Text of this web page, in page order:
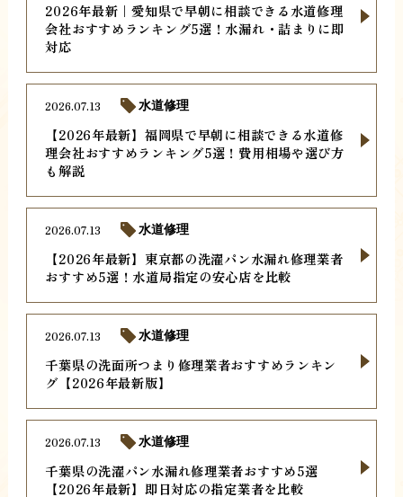
2026年最新｜愛知県で早朝に相談できる水道修理
会社おすすめランキング5選！水漏れ・詰まりに即
対応
【2026年最新】福岡県で早朝に相談できる水道修
理会社おすすめランキング5選！費用相場や選び方
も解説
2026.07.13 水道修理
【2026年最新】東京都の洗濯パン水漏れ修理業者
おすすめ5選！水道局指定の安心店を比較
2026.07.13 水道修理
千葉県の洗面所つまり修理業者おすすめランキン
グ【2026年最新版】
2026.07.13 水道修理
千葉県の洗濯パン水漏れ修理業者おすすめ5選
【2026年最新】即日対応の指定業者を比較
2026.07.13 水道修理